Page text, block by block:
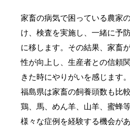
家畜の病気で困っている農家
け、検査を実施し、一緒に予
に移します。その結果、家畜
性が向上し、生産者との信頼
きた時にやりがいを感じます。
福島県は家畜の飼養頭数も比
鶏、馬、めん羊、山羊、蜜蜂
様々な症例を経験する機会が